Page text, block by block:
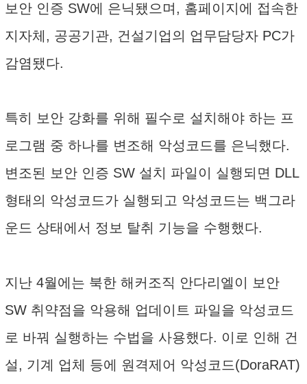
보안 인증 SW에 은닉됐으며, 홈페이지에 접속한
지자체, 공공기관, 건설기업의 업무담당자 PC가
감염됐다.
특히 보안 강화를 위해 필수로 설치해야 하는 프
로그램 중 하나를 변조해 악성코드를 은닉했다.
변조된 보안 인증 SW 설치 파일이 실행되면 DLL
형태의 악성코드가 실행되고 악성코드는 백그라
운드 상태에서 정보 탈취 기능을 수행했다.
지난 4월에는 북한 해커조직 안다리엘이 보안
SW 취약점을 악용해 업데이트 파일을 악성코드
로 바꿔 실행하는 수법을 사용했다. 이로 인해 건
설, 기계 업체 등에 원격제어 악성코드(DoraRAT)